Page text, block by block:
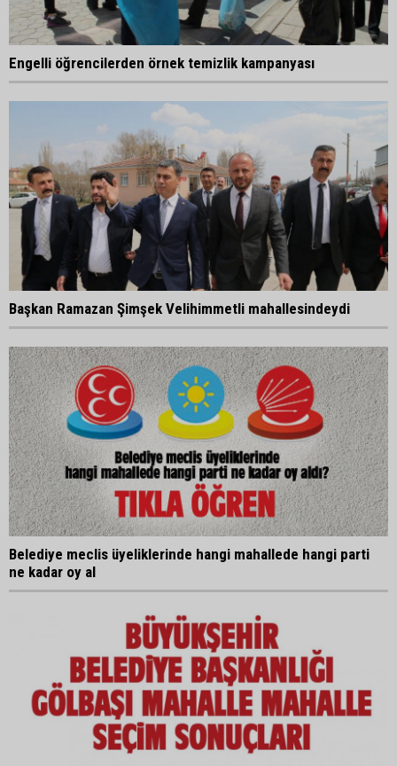
Engelli öğrencilerden örnek temizlik kampanyası
Başkan Ramazan Şimşek Velihimmetli mahallesindeydi
Belediye meclis üyeliklerinde hangi mahallede hangi parti
ne kadar oy al